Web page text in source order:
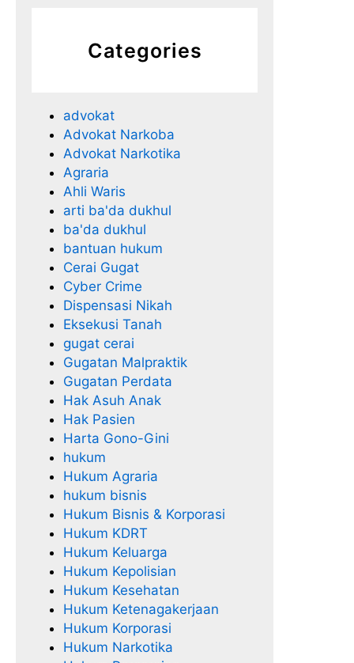
Categories
advokat
Advokat Narkoba
Advokat Narkotika
Agraria
Ahli Waris
arti ba'da dukhul
ba'da dukhul
bantuan hukum
Cerai Gugat
Cyber Crime
Dispensasi Nikah
Eksekusi Tanah
gugat cerai
Gugatan Malpraktik
Gugatan Perdata
Hak Asuh Anak
Hak Pasien
Harta Gono-Gini
hukum
Hukum Agraria
hukum bisnis
Hukum Bisnis & Korporasi
Hukum KDRT
Hukum Keluarga
Hukum Kepolisian
Hukum Kesehatan
Hukum Ketenagakerjaan
Hukum Korporasi
Hukum Narkotika